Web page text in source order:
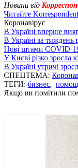
Новини від
Читайте
Коронавірус
В Україні вперше
В Україні за тиждень
Нові штами COVID-19:
У Києві різко зросла
В Україні утричі
СПЕЦТЕМА:
ТЕГИ: бизнес,
Якщо ви помітили